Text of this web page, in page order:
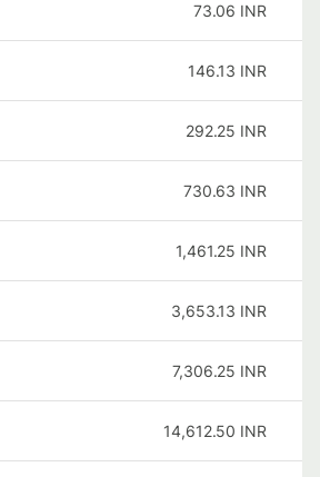
73.06 INR
146.13 INR
292.25 INR
730.63 INR
1,461.25 INR
3,653.13 INR
7,306.25 INR
14,612.50 INR